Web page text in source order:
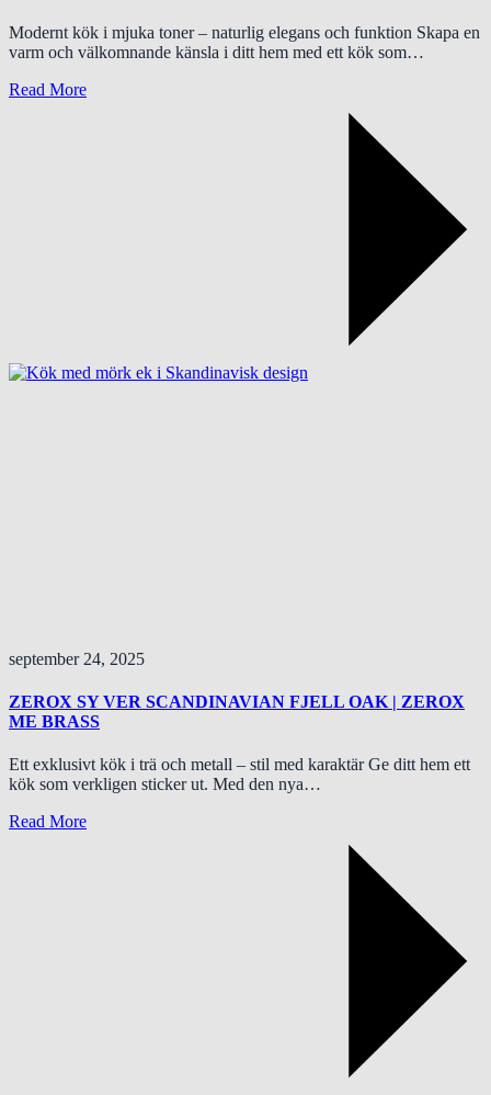
Modernt kök i mjuka toner – naturlig elegans och funktion Skapa en
varm och välkomnande känsla i ditt hem med ett kök som…
Read More
september 24, 2025
ZEROX SY VER SCANDINAVIAN FJELL OAK | ZEROX
ME BRASS
Ett exklusivt kök i trä och metall – stil med karaktär Ge ditt hem ett
kök som verkligen sticker ut. Med den nya…
Read More